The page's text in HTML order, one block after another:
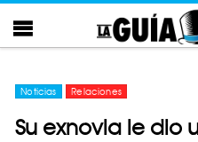
Noticias Relaciones
Su exnovia le dio